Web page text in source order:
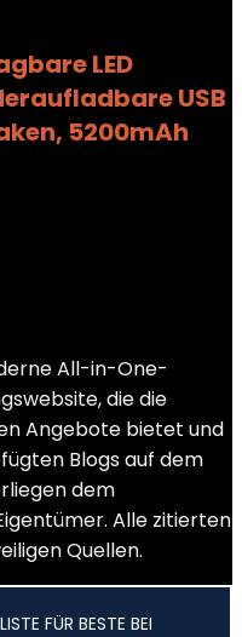
LED
USB
5200mAh
All-in-One-
die die
Angebote bietet und
Blogs auf dem
dem
Alle zitierten
Quellen.
FÜR BESTE BEI